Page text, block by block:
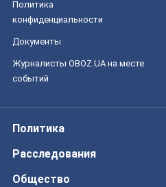
Политика
конфиденциальности
Документы
Журналисты OBOZ.UA на месте
событий
Политика
Расследования
Общество